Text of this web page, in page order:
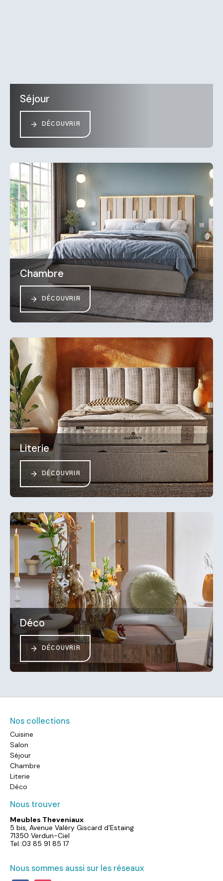
Séjour
DÉCOUVRIR
Chambre
DÉCOUVRIR
Literie
DÉCOUVRIR
Déco
DÉCOUVRIR
Nos collections
Cuisine
Salon
Séjour
Chambre
Literie
Déco
Nous trouver
Meubles Theveniaux
5 bis, Avenue Valéry Giscard d’Estaing
71350 Verdun-Ciel
Tel.:03 85 91 85 17
Nous sommes aussi sur les réseaux